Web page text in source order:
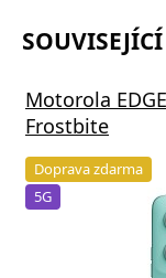
Motorola
Frostbite
Doprava zdarma
5G